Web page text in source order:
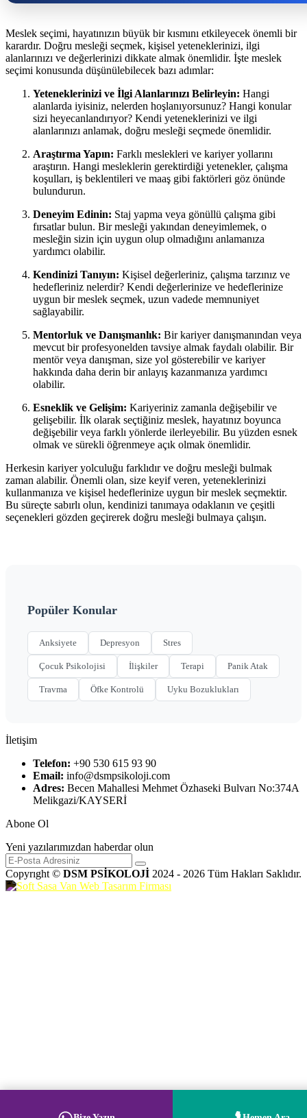
Meslek seçimi, hayatınızın büyük bir kısmını etkileyecek önemli bir
karardır. Doğru mesleği seçmek, kişisel yeteneklerinizi, ilgi
alanlarınızı ve değerlerinizi dikkate almak önemlidir. İşte meslek
seçimi konusunda düşünülebilecek bazı adımlar:
Yeteneklerinizi ve İlgi Alanlarınızı Belirleyin: Hangi
alanlarda iyisiniz, nelerden hoşlanıyorsunuz? Hangi konular
sizi heyecanlandırıyor? Kendi yeteneklerinizi ve ilgi
alanlarınızı anlamak, doğru mesleği seçmede önemlidir.
Araştırma Yapın: Farklı meslekleri ve kariyer yollarını
araştırın. Hangi mesleklerin gerektirdiği yetenekler, çalışma
koşulları, iş beklentileri ve maaş gibi faktörleri göz önünde
bulundurun.
Deneyim Edinin: Staj yapma veya gönüllü çalışma gibi
fırsatlar bulun. Bir mesleği yakından deneyimlemek, o
mesleğin sizin için uygun olup olmadığını anlamanıza
yardımcı olabilir.
Kendinizi Tanıyın: Kişisel değerleriniz, çalışma tarzınız ve
hedefleriniz nelerdir? Kendi değerlerinize ve hedeflerinize
uygun bir meslek seçmek, uzun vadede memnuniyet
sağlayabilir.
Mentorluk ve Danışmanlık: Bir kariyer danışmanından veya
mevcut bir profesyonelden tavsiye almak faydalı olabilir. Bir
mentör veya danışman, size yol gösterebilir ve kariyer
hakkında daha derin bir anlayış kazanmanıza yardımcı
olabilir.
Esneklik ve Gelişim: Kariyeriniz zamanla değişebilir ve
gelişebilir. İlk olarak seçtiğiniz meslek, hayatınız boyunca
değişebilir veya farklı yönlerde ilerleyebilir. Bu yüzden esnek
olmak ve sürekli öğrenmeye açık olmak önemlidir.
Herkesin kariyer yolculuğu farklıdır ve doğru mesleği bulmak
zaman alabilir. Önemli olan, size keyif veren, yeteneklerinizi
kullanmanıza ve kişisel hedeflerinize uygun bir meslek seçmektir.
Bu süreçte sabırlı olun, kendinizi tanımaya odaklanın ve çeşitli
seçenekleri gözden geçirerek doğru mesleği bulmaya çalışın.
Popüler Konular
Anksiyete Depresyon Stres
Çocuk Psikolojisi İlişkiler Terapi Panik Atak
Travma Öfke Kontrolü Uyku Bozuklukları
İletişim
Telefon: +90 530 615 93 90
Email: info@dsmpsikoloji.com
Adres: Becen Mahallesi Mehmet Özhaseki Bulvarı No:374A
Melikgazi/KAYSERİ
Abone Ol
Yeni yazılarımızdan haberdar olun
Copyrıght © DSM PSİKOLOJİ 2024 - 2026 Tüm Hakları Saklıdır.